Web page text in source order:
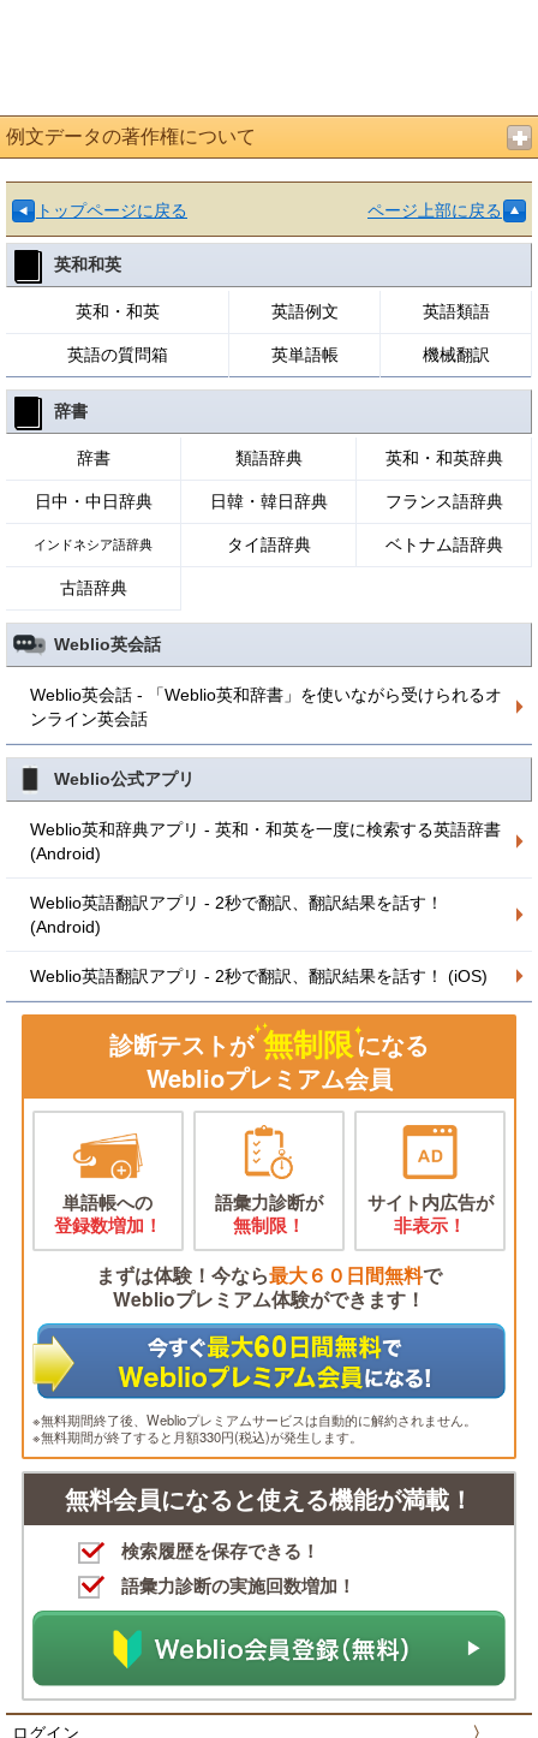
例文データの著作権について
トップページに戻る ページ上部に戻る
英和和英
英和・和英 英語例文 英語類語
英語の質問箱 英単語帳 機械翻訳
辞書
辞書 類語辞典 英和・和英辞典
日中・中日辞典 日韓・韓日辞典 フランス語辞典
インドネシア語辞典 タイ語辞典 ベトナム語辞典
古語辞典
Weblio英会話
Weblio英会話 - 「Weblio英和辞書」を使いながら受けられるオ
ンライン英会話
Weblio公式アプリ
Weblio英和辞典アプリ - 英和・和英を一度に検索する英語辞書
(Android)
Weblio英語翻訳アプリ - 2秒で翻訳、翻訳結果を話す！
(Android)
Weblio英語翻訳アプリ - 2秒で翻訳、翻訳結果を話す！ (iOS)
診断テストが 無制限になる
Weblioプレミアム会員
単語帳への
登録数増加！
語彙力診断が
無制限！
サイト内広告が
非表示！
まずは体験！今なら最大６０日間無料で
Weblioプレミアム体験ができます！
※無料期間終了後、Weblioプレミアムサービスは自動的に解約されません。
※無料期間が終了すると月額330円(税込)が発生します。
無料会員になると使える機能が満載！
検索履歴を保存できる！
語彙力診断の実施回数増加！
ログイン 〉